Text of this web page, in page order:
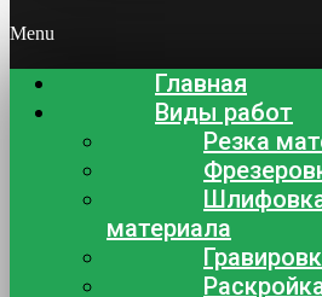
Menu
Главная
Виды работ
Резка
материала